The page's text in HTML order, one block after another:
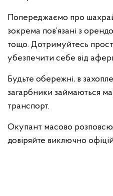
Попереджаємо про
зокрема пов’язані з
тощо. Дотримуйтесь
убезпечити себе від
Будьте обережні, в
загарбники займаються
транспорт.
Окупант масово
довіряйте виключно